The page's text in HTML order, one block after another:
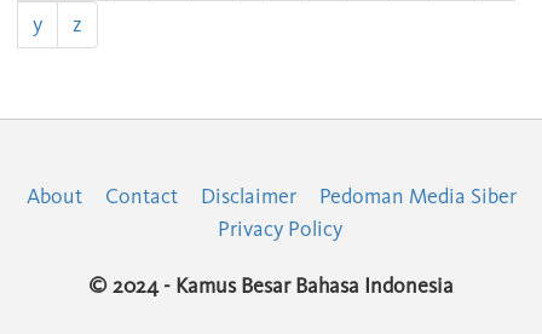
y
z
About Contact Disclaimer
Pedoman Media Siber
Privacy Policy
© 2024 - Kamus Besar Bahasa Indonesia